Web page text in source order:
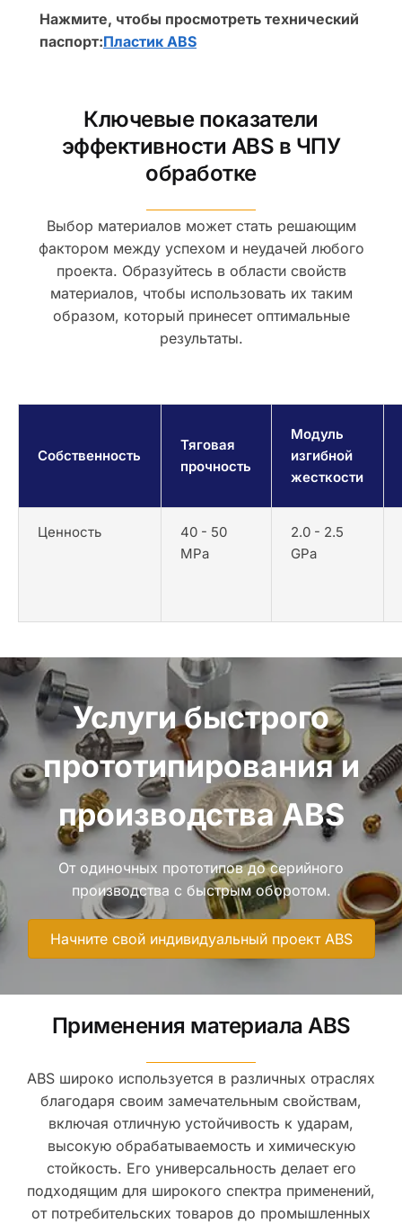
Нажмите, чтобы просмотреть технический
паспорт:Пластик ABS
Ключевые показатели
эффективности ABS в ЧПУ
обработке
Выбор материалов может стать решающим
фактором между успехом и неудачей любого
проекта. Образуйтесь в области свойств
материалов, чтобы использовать их таким
образом, который принесет оптимальные
результаты.
Собственность
Тяговая
прочность
Модуль
изгибной
жесткости
Ценность
40 - 50
MPa
2.0 - 2.5
GPa
Услуги быстрого
прототипирования и
производства ABS
От одиночных прототипов до серийного
производства с быстрым оборотом.
Начните свой индивидуальный проект ABS
Применения материала ABS
ABS широко используется в различных отраслях
благодаря своим замечательным свойствам,
включая отличную устойчивость к ударам,
высокую обрабатываемость и химическую
стойкость. Его универсальность делает его
подходящим для широкого спектра применений,
от потребительских товаров до промышленных